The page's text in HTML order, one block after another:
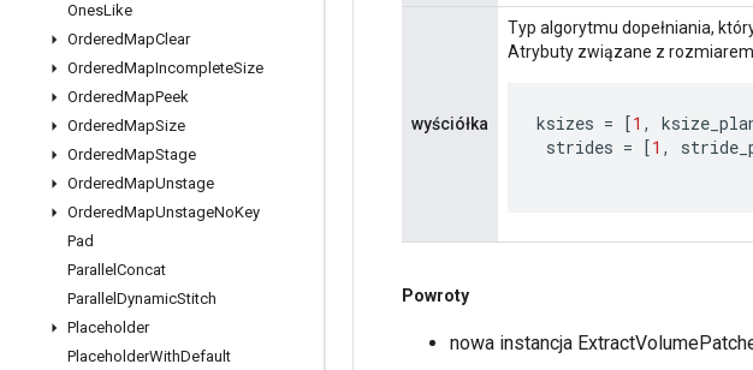
OnesLike
OrderedMapClear
OrderedMapIncompleteSize
OrderedMapPeek
OrderedMapSize
OrderedMapStage
OrderedMapUnstage
OrderedMapUnstageNoKey
Pad
Parallel Concat
Parallel DynamicStitch
Placeholder
PlaceholderWithDefault
wyściółka
Typ algorytmu dopełniania,
Atrybuty związane z
ksizes = [1 ,
strides = [1 ,
Powroty
nowa instancja